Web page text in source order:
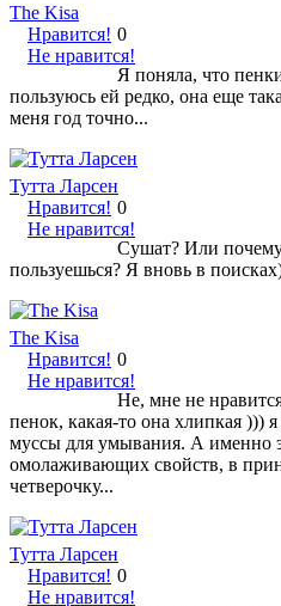
The Kisa
Нравится!
Не нравится!
0
Я поняла, что
пользуюсь ей редко, она еще
меня год точно...
Тутта Ларсен
Нравится!
Не нравится!
0
Сушат? Или
пользуешься? Я вновь в
The Kisa
Нравится!
Не нравится!
0
Не, мне не
пенок, какая-то она хлипкая )))
муссы для умывания. А именно
омолаживающих свойств, в
четверочку...
Тутта Ларсен
Нравится!
Не нравится!
0